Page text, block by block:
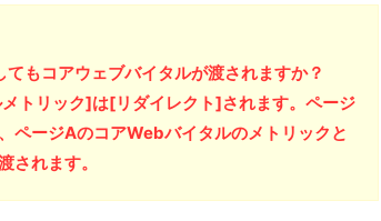
もコアウェブバイタルが渡されますか？
トリック]は[リダイレクト]されます。ページ
ページAのコアWebバイタルのメトリックと
されます。